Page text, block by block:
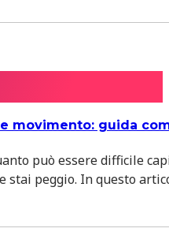
movimento: guida
può essere difficile
stai peggio. In questo